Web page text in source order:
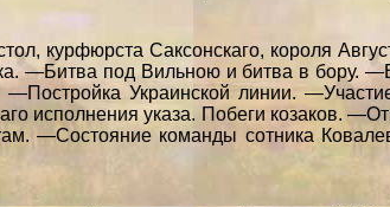
курфюрста Саксонскаго, короля
—Битва под Вильною и битва в бору.
Украинской линии.
исполнения указа. Побеги козаков.
—Состояние команды сотника